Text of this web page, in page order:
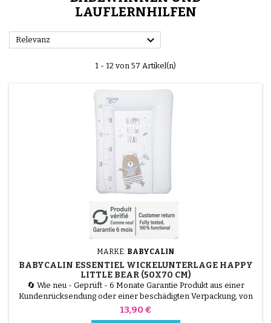
LAUFLERNHILFEN
Relevanz 
1 - 12 von 57 Artikel(n)
MARKE: BABYCALIN
BABYCALIN ESSENTIEL WICKELUNTERLAGE HAPPY
LITTLE BEAR (50X70 CM)
🔄 Wie neu - Geprüft - 6 Monate Garantie Produkt aus einer
Kundenrücksendung oder einer beschädigten Verpackung, von
unseren Technikern getestet und 100 % funktionsfähig. Die
Preis
13,90 €